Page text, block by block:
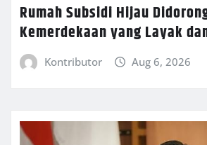
Rumah Subsidi Hijau
Kemerdekaan yang Layak
Kontributor Aug 6, 2026